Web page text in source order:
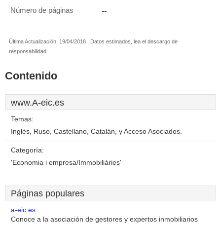
Número de páginas --
Última Actualización: 19/04/2018 . Datos estimados, lea el descargo de
responsabilidad.
Contenido
www.A-eic.es
Temas:
Inglés, Ruso, Castellano, Catalán, y Acceso Asociados.
Categoría:
'Economia i empresa/Immobiliàries'
Páginas populares
a-eic.es
Conoce a la asociación de gestores y expertos inmobiliarios